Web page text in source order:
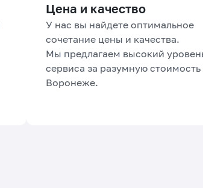
Цена и качество
У нас вы найдете оптимальное
сочетание цены и качества.
Мы предлагаем высокий
сервиса за разумную стоимость
Воронеже.